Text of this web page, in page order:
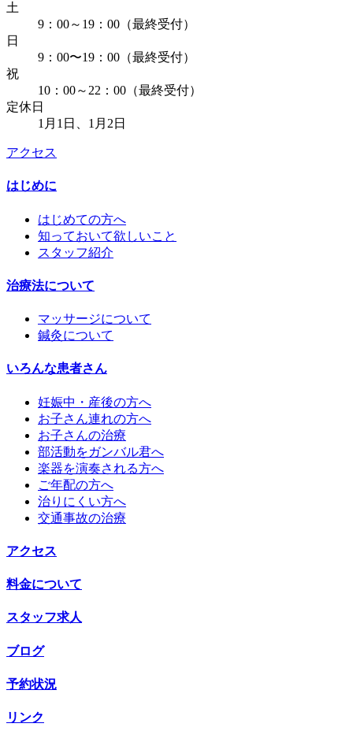
土
9：00～19：00（最終受付）
日
9：00〜19：00（最終受付）
祝
10：00～22：00（最終受付）
定休日
1月1日、1月2日
アクセス
はじめに
はじめての方へ
知っておいて欲しいこと
スタッフ紹介
治療法について
マッサージについて
鍼灸について
いろんな患者さん
妊娠中・産後の方へ
お子さん連れの方へ
お子さんの治療
部活動をガンバル君へ
楽器を演奏される方へ
ご年配の方へ
治りにくい方へ
交通事故の治療
アクセス
料金について
スタッフ求人
ブログ
予約状況
リンク